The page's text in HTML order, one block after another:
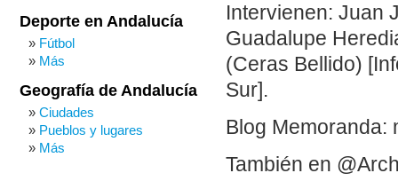
Intervienen: Juan
Guadalupe
(Ceras Bellido)
Sur].
Blog Memoranda:
También en
Deporte en Andalucía
Fútbol
Más
Geografía de Andalucía
Ciudades
Pueblos y lugares
Más